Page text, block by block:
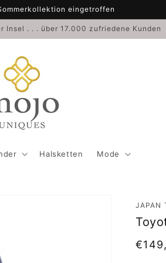
eingetroffen
Insel . . . über 17.000 zufriedene Kunden
Halsketten Mode
JAPAN
Preis